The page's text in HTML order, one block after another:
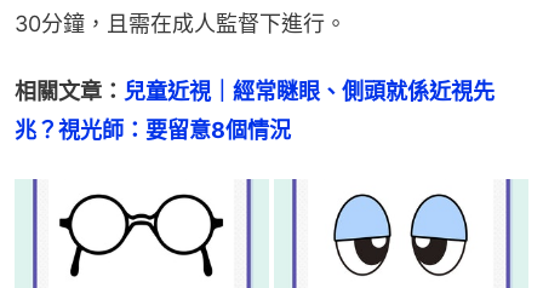
30分鐘，且需在成人監督下進行。
相關文章： 兒童近視｜經常瞇眼、側頭就係近視先
兆？視光師：要留意8個情況